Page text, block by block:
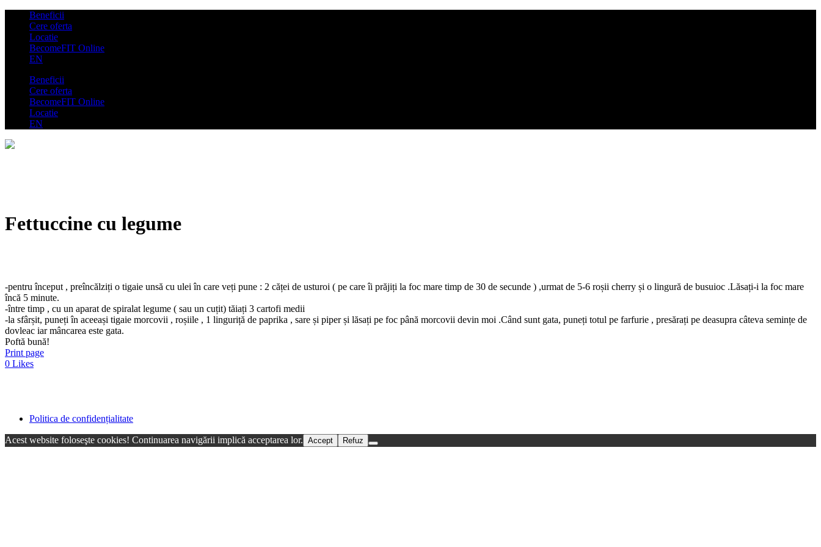
Beneficii
Cere oferta
Locatie
BecomeFIT Online
EN
Beneficii
Cere oferta
BecomeFIT Online
Locatie
EN
Fettuccine cu legume
-pentru început , preîncălziți o tigaie unsă cu ulei în care veți pune : 2 căței de usturoi ( pe care îi prăjiți la foc mare timp de 30 de secunde ) ,urmat de 5-6 roșii cherry și o lingură de busuioc .Lăsați-i la foc mare
încă 5 minute.
-între timp , cu un aparat de spiralat legume ( sau un cuțit) tăiați 3 cartofi medii
-la sfârșit, puneți în aceeași tigaie morcovii , roșiile , 1 linguriță de paprika , sare și piper și lăsați pe foc până morcovii devin moi .Când sunt gata, puneți totul pe farfurie , presărați pe deasupra câteva semințe de
dovleac iar mâncarea este gata.
Poftă bună!
Print page
0 Likes
Politica de confidențialitate
Acest website foloseşte cookies! Continuarea navigării implică acceptarea lor. Accept Refuz